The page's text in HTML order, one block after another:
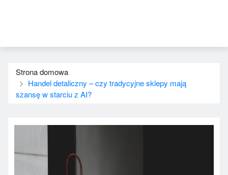
Strona domowa
Handel detaliczny – czy tradycyjne sklepy mają
szansę w starciu z AI?